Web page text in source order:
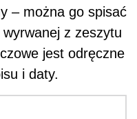
– można go spisać
z zeszytu
jest odręczne
i daty.